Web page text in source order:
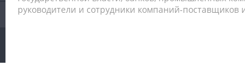
руководители и сотрудники компаний-поставщиков